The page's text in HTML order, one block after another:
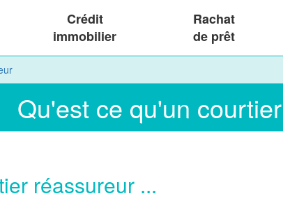
Crédit
immobilier
Rachat
de prêt
Qu'est ce qu'un
réassureur ...